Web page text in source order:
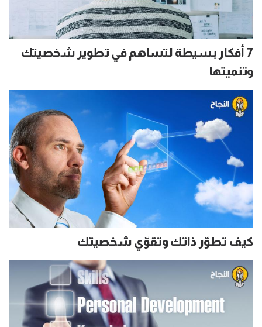
7 أفكار بسيطة لتساهم في تطوير شخصيتك
وتنميتها
كيف تطوّر ذاتك وتقوّي شخصيتك